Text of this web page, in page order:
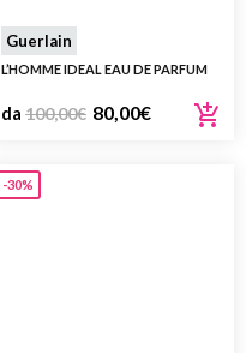
Guerlain
L’HOMME IDEAL EAU DE PARFUM
da 100,00€ 80,00€
-30%